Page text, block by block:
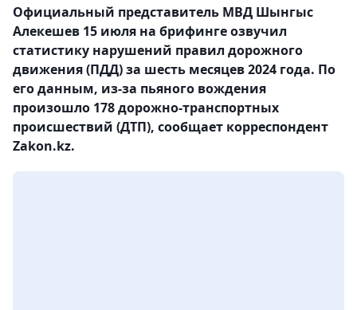
Официальный представитель МВД Шынгыс
Алекешев 15 июля на брифинге озвучил
статистику нарушений правил дорожного
движения (ПДД) за шесть месяцев 2024 года. По
его данным, из-за пьяного вождения
произошло 178 дорожно-транспортных
происшествий (ДТП), сообщает корреспондент
Zakon.kz.